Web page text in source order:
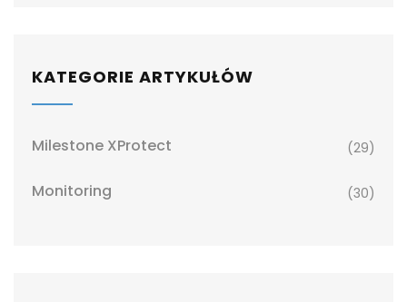
KATEGORIE ARTYKUŁÓW
Milestone XProtect (29)
Monitoring (30)